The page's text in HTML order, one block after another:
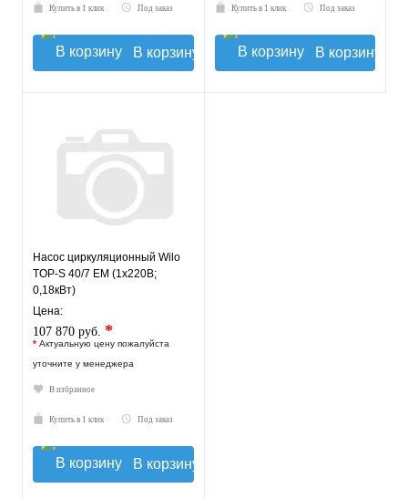
Купить в 1 клик Под заказ
В корзину
Купить в 1 клик Под заказ
В корзину
Насос циркуляционный Wilo
TOP-S 40/7 EM (1х220В;
0,18кВт)
Цена:
107 870 руб. *
* Актуальную цену пожалуйста
уточните у менеджера
В избранное
Купить в 1 клик Под заказ
В корзину